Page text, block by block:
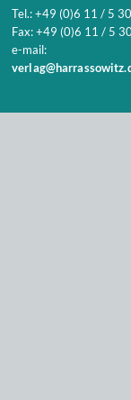
Tel.: +49 (0)6 11 / 5
Fax: +49 (0)6 11 / 5
e-mail: